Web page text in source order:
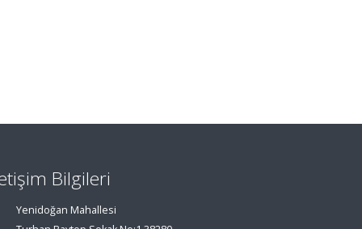
Bilgileri
Yenidoğan Mahallesi